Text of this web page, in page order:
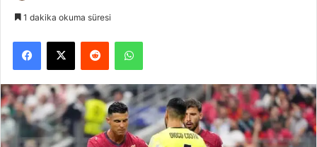
1 dakika okuma süresi
Facebook
X Reddit WhatsApp